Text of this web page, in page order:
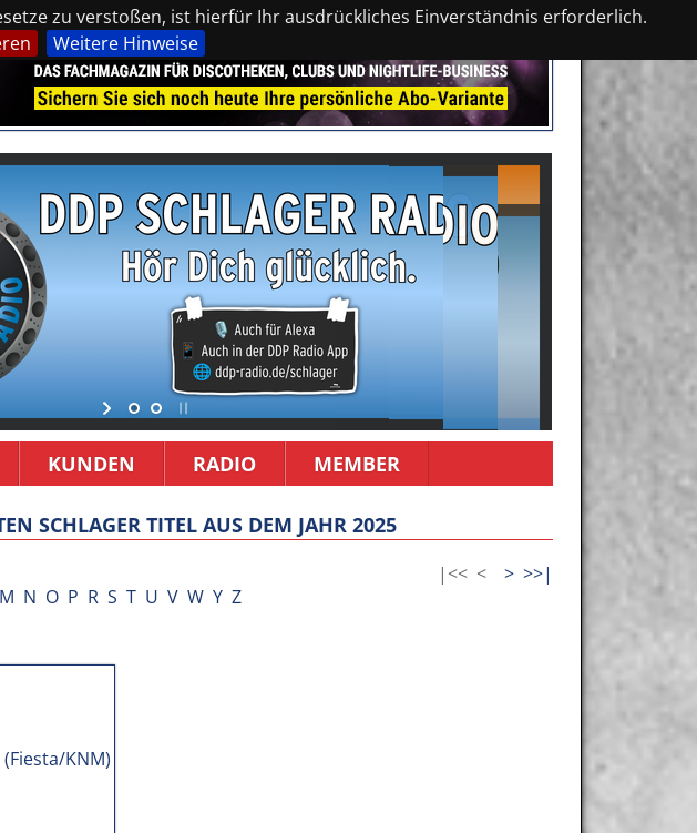
zu verstoßen, ist hierfür Ihr ausdrückliches Einverständnis erforderlich.
Weitere Hinweise
KUNDEN RADIO MEMBER
SCHLAGER TITEL AUS DEM JAHR 2025
|<< < > >>|
M N O P R S T U V W Y Z